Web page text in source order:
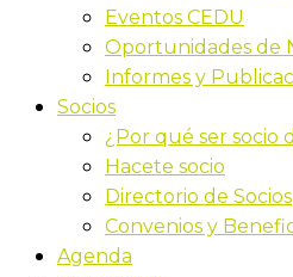
Eventos CEDU
Oportunidades de
Informes y
Socios
¿Por qué ser socio
Hacete socio
Directorio de Socios
Convenios y
Agenda